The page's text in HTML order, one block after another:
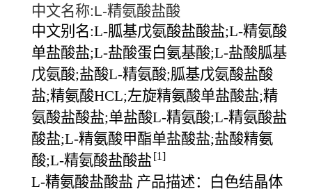
中文名称:L-精氨酸盐酸
中文别名:L-胍基戊氨酸盐酸盐;L-精氨酸
单盐酸盐;L-盐酸蛋白氨基酸;L-盐酸胍基
戊氨酸;盐酸L-精氨酸;胍基戊氨酸盐酸
盐;精氨酸HCL;左旋精氨酸单盐酸盐;精
氨酸盐酸盐;单盐酸L-精氨酸;L-精氨酸盐
酸盐;L-精氨酸甲酯单盐酸盐;盐酸精氨
酸;L-精氨酸盐酸盐[1]
L-精氨酸盐酸盐 产品描述：白色结晶体